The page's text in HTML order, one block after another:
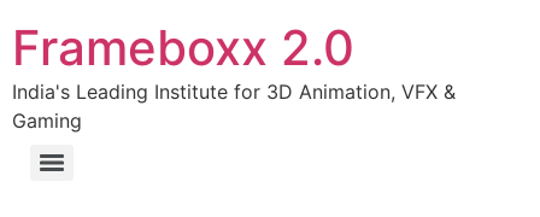
Frameboxx 2.0
India's Leading Institute for 3D Animation, VFX &
Gaming